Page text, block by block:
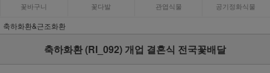
꽃바구니 꽃다발 관엽식물 공기정화식물
축하화환&근조화환
축하화환 (RI_092) 개업 결혼식 전국꽃배달